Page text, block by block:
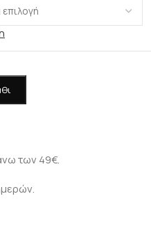
των 49€.